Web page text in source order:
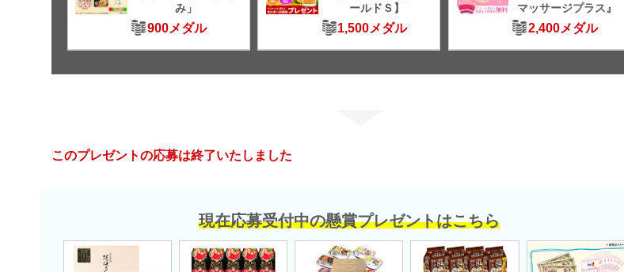
み」
900メダル
ールドＳ】
1,500メダル
マッサージプラス』
2,400メダル
このプレゼントの応募は終了いたしました
現在応募受付中の懸賞プレゼントはこちら